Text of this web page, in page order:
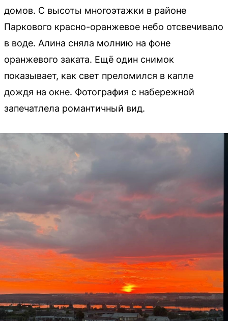
домов. С высоты многоэтажки в районе
Паркового красно-оранжевое небо отсвечивало
в воде. Алина сняла молнию на фоне
оранжевого заката. Ещё один снимок
показывает, как свет преломился в капле
дождя на окне. Фотография с набережной
запечатлела романтичный вид.